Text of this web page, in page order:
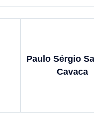
Paulo Sérgio
Cavaca